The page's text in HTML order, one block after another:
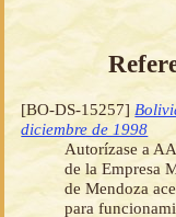
[BO-DS-15257]
diciembre de 1998
Autorízase a
de la Empresa
de Mendoza
para